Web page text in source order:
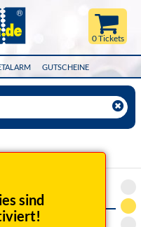
GUTSCHEINE
0 Tickets
sind
12:30 Uhr
Falkenfels
Festivalgelände